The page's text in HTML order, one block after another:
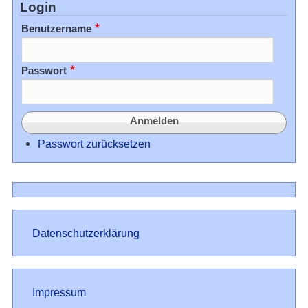
Login
Benutzername
Passwort
Passwort zurücksetzen
Datenschutz
Datenschutzerklärung
Impressum
Impressum